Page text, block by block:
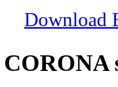
Download
CORONA